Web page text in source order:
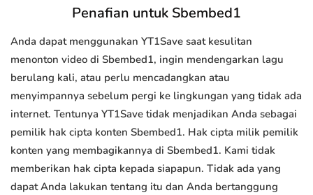
Penafian untuk Sbembed1
Anda dapat menggunakan YT1Save saat kesulitan
menonton video di Sbembed1, ingin mendengarkan lagu
berulang kali, atau perlu mencadangkan atau
menyimpannya sebelum pergi ke lingkungan yang tidak ada
internet. Tentunya YT1Save tidak menjadikan Anda sebagai
pemilik hak cipta konten Sbembed1. Hak cipta milik pemilik
konten yang membagikannya di Sbembed1. Kami tidak
memberikan hak cipta kepada siapapun. Tidak ada yang
dapat Anda lakukan tentang itu dan Anda bertanggung